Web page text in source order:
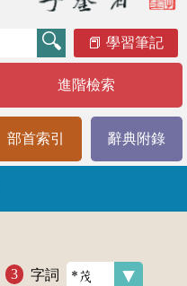
學習筆記
進階檢索
部首索引 辭典附錄
字詞